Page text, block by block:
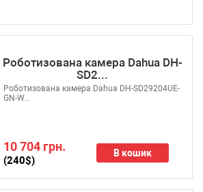
Роботизована камера Dahua DH-
SD2...
10 704 грн.
(240$)
В кошик
Роботизована камера Dahua DH-SD29204UE-
GN-W...